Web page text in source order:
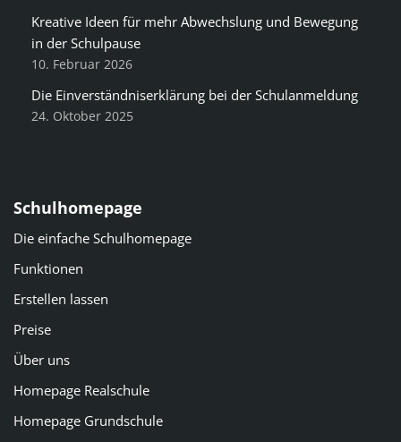
Kreative Ideen für mehr Abwechslung und Bewegung
in der Schulpause
10. Februar 2026
Die Einverständniserklärung bei der Schulanmeldung
24. Oktober 2025
Schulhomepage
Die einfache Schulhomepage
Funktionen
Erstellen lassen
Preise
Über uns
Homepage Realschule
Homepage Grundschule